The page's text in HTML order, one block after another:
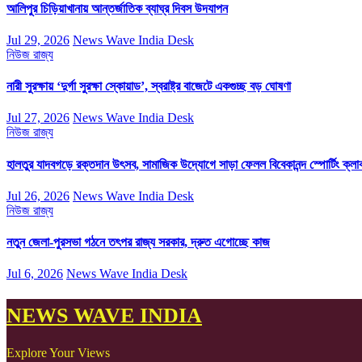
আলিপুর চিড়িয়াখানায় আন্তর্জাতিক ব্যাঘ্র দিবস উদযাপন
Jul 29, 2026 News Wave India Desk
নিউজ রাজ্য
নারী সুরক্ষায় ‘দুর্গা সুরক্ষা স্কোয়াড’, স্বরাষ্ট্র বাজেটে একগুচ্ছ বড় ঘোষণা
Jul 27, 2026 News Wave India Desk
নিউজ রাজ্য
হালতুর যাদবগড়ে রক্তদান উৎসব, সামাজিক উদ্যোগে সাড়া ফেলল বিবেকানন্দ স্পোর্টিং
Jul 26, 2026 News Wave India Desk
নিউজ রাজ্য
নতুন জেলা-পুরসভা গঠনে তৎপর রাজ্য সরকার, দ্রুত এগোচ্ছে কাজ
Jul 6, 2026 News Wave India Desk
NEWS WAVE INDIA
Explore Your Views